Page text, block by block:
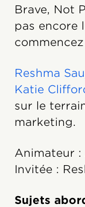
Brave, Not
pas encore
Reshma
Katie
sur le
marketing.
Animateur :
Invitée :
Sujets